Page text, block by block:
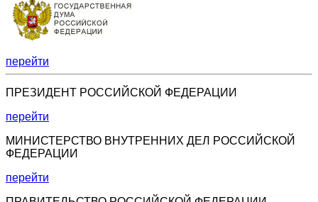
перейти
ПРЕЗИДЕНТ РОССИЙСКОЙ ФЕДЕРАЦИИ
перейти
МИНИСТЕРСТВО ВНУТРЕННИХ ДЕЛ РОССИЙСКОЙ
ФЕДЕРАЦИИ
перейти